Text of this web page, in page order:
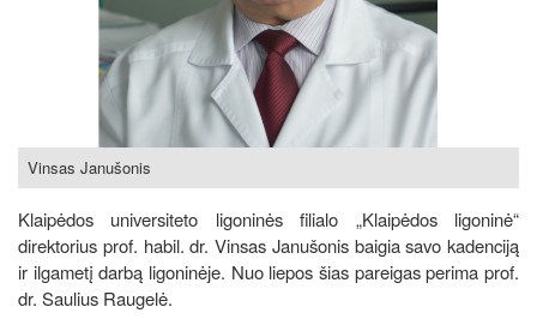
Vinsas Janušonis
Klaipėdos universiteto ligoninės filialo „Klaipėdos ligoninė“
direktorius prof. habil. dr. Vinsas Janušonis baigia savo kadenciją
ir ilgametį darbą ligoninėje. Nuo liepos šias pareigas perima prof.
dr. Saulius Raugelė.